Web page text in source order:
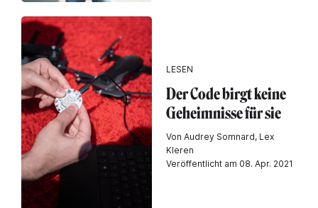
LESEN
Der Code birgt keine
Geheimnisse für sie
Von Audrey Somnard, Lex
Kleren
Veröffentlicht am 08. Apr. 2021